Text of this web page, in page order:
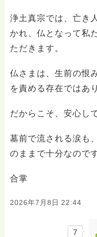
浄土真宗では、亡き
かれ、仏となって私
ただきます。
仏さまは、生前の恨
を責める存在ではあ
だからこそ、安心し
墓前で流される涙も
のままで十分なのです
合掌
2026年7月8日 22:44
7